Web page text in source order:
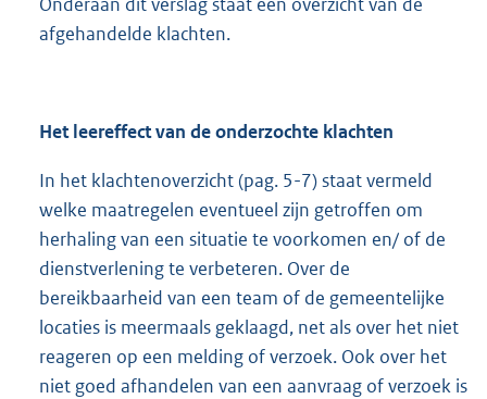
afgehandelde klachten.
Het leereffect van de onderzochte klachten
In het klachtenoverzicht (pag. 5-7) staat vermeld
welke maatregelen eventueel zijn getroffen om
herhaling van een situatie te voorkomen en/ of de
dienstverlening te verbeteren. Over de
bereikbaarheid van een team of de gemeentelijke
locaties is meermaals geklaagd, net als over het niet
reageren op een melding of verzoek. Ook over het
niet goed afhandelen van een aanvraag of verzoek is